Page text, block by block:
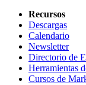
Recursos
Descargas
Calendario
Newsletter
Directorio de
Herramientas
Cursos de